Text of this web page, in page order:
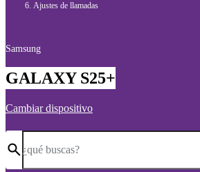
Ajustes de llamadas
Samsung
GALAXY S25+
Cambiar dispositivo
¿qué buscas?